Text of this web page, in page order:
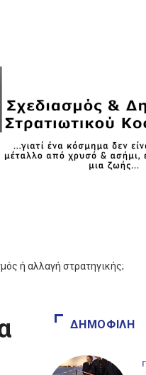
ή αλλαγή στρατηγικής;
ΔΗΜΟΦΙΛΉ